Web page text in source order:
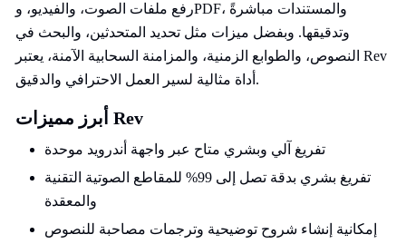
رفع ملفات الصوت، والفيديو، وPDF، والمستندات مباشرةً
وتدقيقها. وبفضل ميزات مثل تحديد المتحدثين، والبحث في
النصوص، والطوابع الزمنية، والمزامنة السحابية الآمنة، يعتبر Rev
أداة مثالية لسير العمل الاحترافي والدقيق.
أبرز مميزات Rev
تفريغ آلي وبشري متاح عبر واجهة أندرويد موحدة
تفريغ بشري بدقة تصل إلى 99% للمقاطع الصوتية التقنية
والمعقدة
إمكانية إنشاء شروح توضيحية وترجمات مصاحبة للنصوص